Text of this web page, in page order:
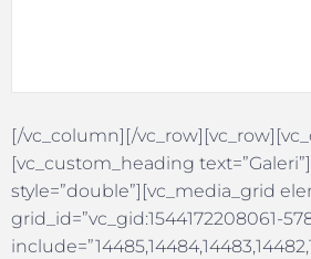
[/vc_column][/
[vc_custom_heading
style=”double”][vc_media_grid
grid_id=”vc_gid:1544172208061-